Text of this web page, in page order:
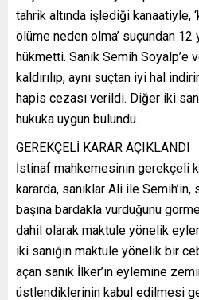
tahrik altında işlediği kanaatiyle,
ölüme neden olma’ suçundan 12
hükmetti. Sanık Semih Soyalp’e
kaldırılıp, aynı suçtan iyi hal
hapis cezası verildi. Diğer iki
hukuka uygun bulundu.
GEREKÇELİ KARAR AÇIKLANDI
İstinaf mahkemesinin gerekçeli
kararda, sanıklar Ali ile Semih’in,
başına bardakla vurduğunu
dahil olarak maktule yönelik
iki sanığın maktule yönelik bir
açan sanık İlker’in eylemine
üstlendiklerinin kabul edilmesi